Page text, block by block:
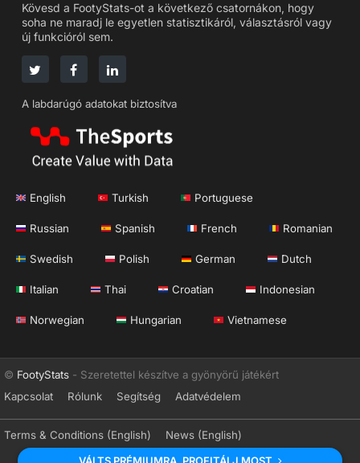
Kövesd a FootyStats-ot a következő csatornákon, hogy
soha ne maradj le egyetlen statisztikáról, választásról vagy
új funkcióról sem.
A labdarúgó adatokat biztosítva
English Turkish Portuguese
Russian Spanish French Romanian
Swedish Polish German Dutch
Italian Thai Croatian Indonesian
Norwegian Hungarian Vietnamese
© FootyStats - Szeretettel készítve a gyönyörű játékért
Kapcsolat
Rólunk Segítség Adatvédelem
Terms & Conditions (English)
News (English)